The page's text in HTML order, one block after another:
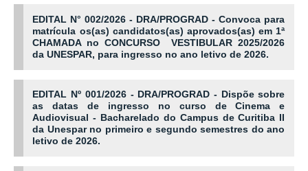
EDITAL N° 002/2026 - DRA/PROGRAD - Convoca para
matrícula os(as) candidatos(as) aprovados(as) em 1ª
CHAMADA no CONCURSO VESTIBULAR 2025/2026
da UNESPAR, para ingresso no ano letivo de 2026.
EDITAL Nº 001/2026 - DRA/PROGRAD - Dispõe sobre
as datas de ingresso no curso de Cinema e
Audiovisual - Bacharelado do Campus de Curitiba II
da Unespar no primeiro e segundo semestres do ano
letivo de 2026.